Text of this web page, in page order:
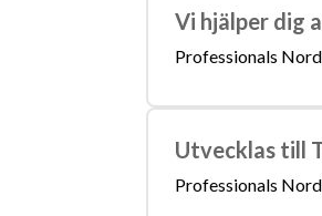
Vi hjälper dig
Professionals
Utvecklas till
Professionals